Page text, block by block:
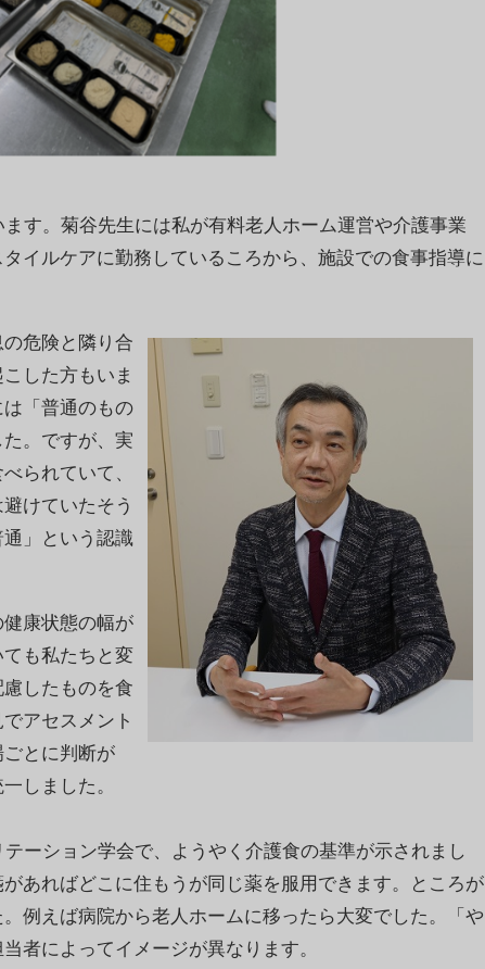
す。菊谷先生には私が有料老人ホーム運営や介護事業
イルケアに勤務しているころから、施設での食事指導に
危険と隣り合
した方もいま
「普通のもの
。ですが、実
られていて、
けていたそう
」という認識
康状態の幅が
も私たちと変
したものを食
アセスメント
とに判断が
しました。
ーション学会で、ようやく介護食の基準が示されまし
あればどこに住もうが同じ薬を服用できます。ところが
例えば病院から老人ホームに移ったら大変でした。「や
者によってイメージが異なります。